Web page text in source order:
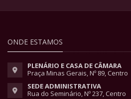
ONDE ESTAMOS
PLENÁRIO E CASA DE CÂMARA
Praça Minas Gerais, Nº 89, Centro
SEDE ADMINISTRATIVA
Rua do Seminário, Nº 237, Centro